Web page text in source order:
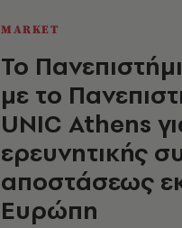
MARKET
Το
με το
UNIC Athens
ερευνητικής
αποστάσεως
Ευρώπη